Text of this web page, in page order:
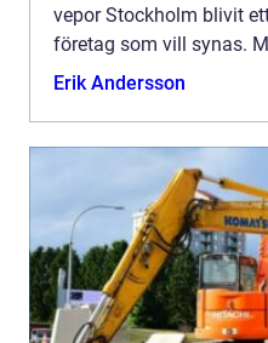
vepor Stockholm blivit
företag som vill synas.
slående designs kan...
Erik Andersson